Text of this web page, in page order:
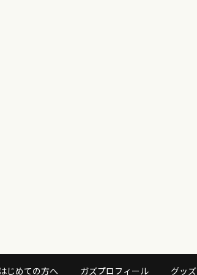
じめての方へ ガズプロフィール グッズ